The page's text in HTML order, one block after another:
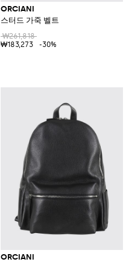
ORCIANI
스터드 가죽 벨트
₩261,818
₩183,273
-30%
ORCIANI